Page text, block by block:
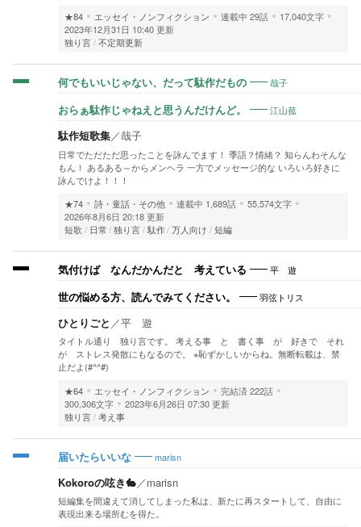
★84
エッセイ・ノンフィクション 連載中 29話
17,040文字
2023年12月31日 10:40 更新
独り言 不定期更新
何でもいいじゃない、だって駄作だもの 哉子
おらぁ駄作じゃねえと思うんだけんど。 江山菰
駄作短歌集／哉子
日常でただただ思ったことを詠んでます！ 季語？情緒？ 知らんわそんな
もん！ あるある～からメンヘラ 一方でメッセージ的な いろいろ好きに
詠んでけよ！！！
★74
詩・童話・その他 連載中 1,689話
55,574文字
2026年8月6日 20:18 更新
短歌
日常 独り言 駄作 万人向け 短編
気付けば なんだかんだと 考えている 平 遊
世の悩める方、読んでみてください。 羽弦トリス
ひとりごと ／平 遊
タイトル通り 独り言です。 考える事 と 書く事 が 好きで それ
が ストレス発散にもなるので。 ※恥ずかしいからね。無断転載は、禁
止だよ(#^^#)
★64
エッセイ・ノンフィクション 完結済222話
300,306文字
2023年6月26日 07:30 更新
独り言 考え事
届いたらいいな marisn
Kokoroの呟き🐇／marisn
短編集を間違えて消してしまった私は、新たに再スタートして、自由に
表現出来る場所むを得た。